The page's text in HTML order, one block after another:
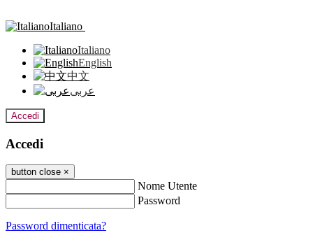
Italiano
Italiano
English
中文
عربى
Accedi
Accedi
button close ×
Nome Utente
Password
Password dimenticata?